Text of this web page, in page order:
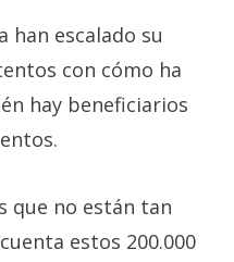
han escalado su
con cómo ha
hay beneficiarios
que no están tan
estos 200.000